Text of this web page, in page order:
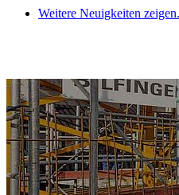
Weitere Neuigkeiten zeigen.